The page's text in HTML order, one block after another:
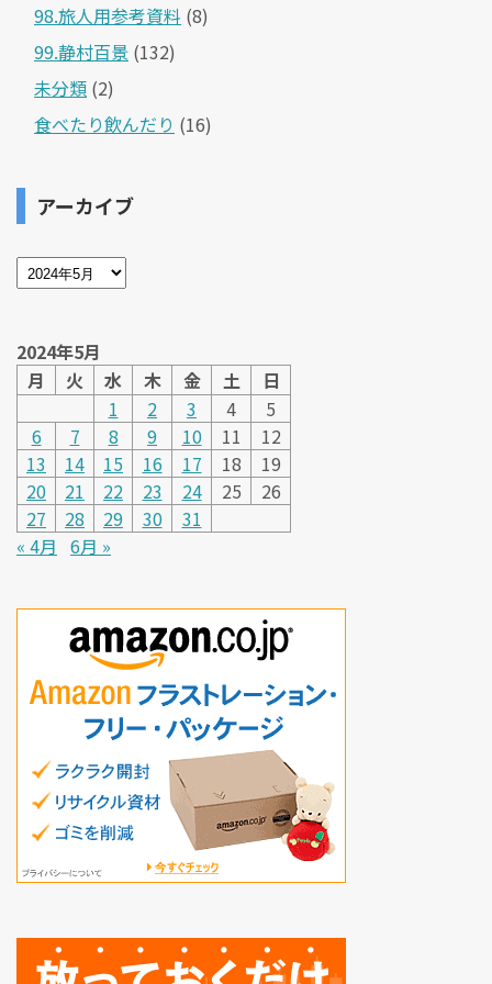
98.旅人用参考資料 (8)
99.静村百景 (132)
未分類 (2)
食べたり飲んだり (16)
アーカイブ
2024年5月
月
火 水 木 金 土
日
1
2 3 4
5
6
7 8 9 10 11
12
13
14 15 16 17 18
19
20
21 22 23 24 25
26
27
28 29 30
31
« 4月 6月 »